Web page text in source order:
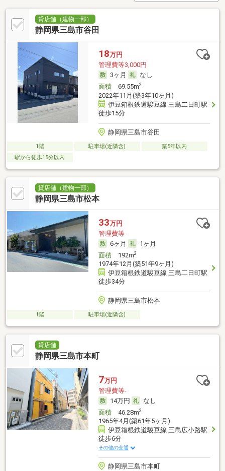
貸店舗（建物一部）
静岡県三島市谷田
18万円
管理費等3,000円
3ヶ月
なし
面積69.55m2
2022年11月(築3年10ヶ月)
伊豆箱根鉄道駿豆線 三島二日町駅
徒歩15分
静岡県三島市谷田
1階 駐車場(近隣含)
築5年以内
駅から徒歩15分以内
貸店舗（建物一部）
静岡県三島市松本
33万円
管理費等-
6ヶ月
1ヶ月
面積192m2
1974年12月(築51年9ヶ月)
伊豆箱根鉄道駿豆線 三島二日町駅
徒歩34分
静岡県三島市松本
1階 駐車場(近隣含)
貸店舗
静岡県三島市本町
7万円
管理費等-
14万円
なし
面積46.28m2
1965年4月(築61年5ヶ月)
伊豆箱根鉄道駿豆線 三島広小路駅
徒歩6分
その他の交通
静岡県三島市本町